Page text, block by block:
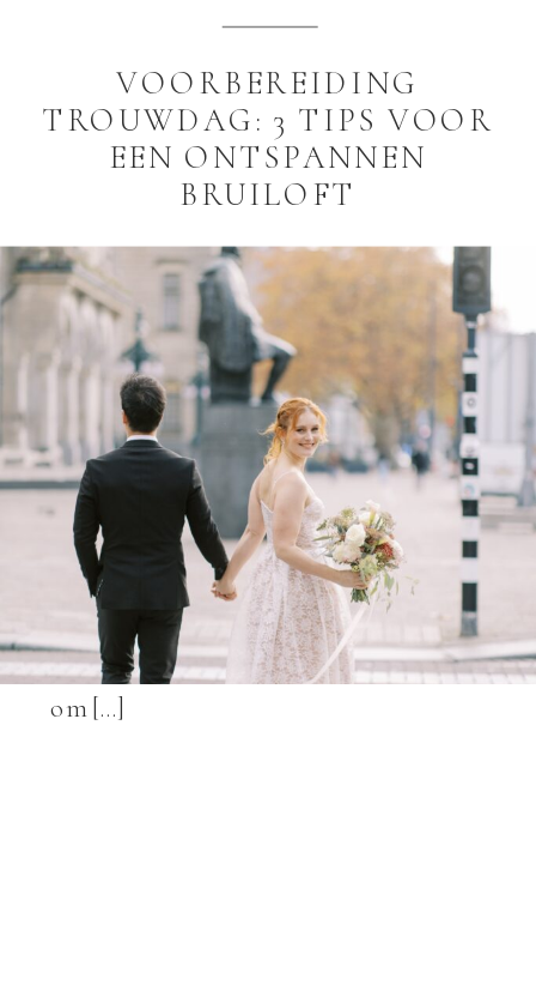
De voorbereiding van jullie trouwdag is
een bijzondere periode. Jullie zijn druk
bezig met het plannen van de locatie, de
jurk, de styling en alle andere details
die de dag compleet maken. Toch
merken veel bruidsparen dat de
voorbereiding van hun trouwdag soms
ook stressvol kan zijn. Een goede
voorbereiding van je trouwdag helpt
om […]
VOORBEREIDING
TROUWDAG: 3 TIPS VOOR
EEN ONTSPANNEN
BRUILOFT